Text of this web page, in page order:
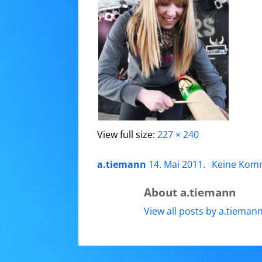
View full size:227 × 240
a.tiemann 14. Mai 2011. Keine
About a.tiemann
View all posts by a.tiemann